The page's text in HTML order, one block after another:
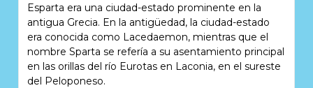
Esparta era una ciudad-estado prominente en la
antigua Grecia. En la antigüedad, la ciudad-estado
era conocida como Lacedaemon, mientras que el
nombre Sparta se refería a su asentamiento principal
en las orillas del río Eurotas en Laconia, en el sureste
del Peloponeso.